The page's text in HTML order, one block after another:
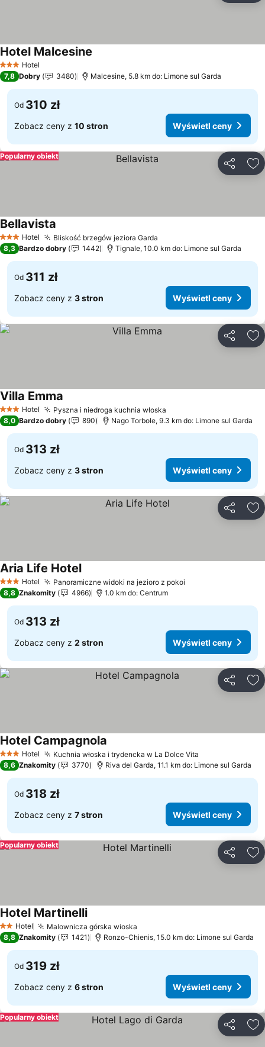
3 Kategoria
Hotel
Hotel Malcesine
7,8 Dobry 3480 Malcesine, 5.8 km do: Limone sul Garda
Od 310 zł
Zobacz ceny z 10 stron Wyświetl ceny
Popularny obiekt
3 Kategoria
Hotel Bliskość brzegów jeziora Garda
Bellavista
8,3 Bardzo dobry 1442 Tignale, 10.0 km do: Limone sul Garda
Od 311 zł
Zobacz ceny z 3 stron Wyświetl ceny
3 Kategoria
Hotel Pyszna i niedroga kuchnia włoska
Villa Emma
8,0 Bardzo dobry 890 Nago Torbole, 9.3 km do: Limone sul Garda
Od 313 zł
Zobacz ceny z 3 stron Wyświetl ceny
3 Kategoria
Hotel Panoramiczne widoki na jezioro z pokoi
Aria Life Hotel
8,8 Znakomity 4966 1.0 km do: Centrum
Od 313 zł
Zobacz ceny z 2 stron Wyświetl ceny
3 Kategoria
Hotel Kuchnia włoska i trydencka w La Dolce Vita
Hotel Campagnola
8,6 Znakomity 3770 Riva del Garda, 11.1 km do: Limone sul Garda
Od 318 zł
Zobacz ceny z 7 stron Wyświetl ceny
Popularny obiekt
2 Kategoria
Hotel Malownicza górska wioska
Hotel Martinelli
8,8 Znakomity 1421 Ronzo-Chienis, 15.0 km do: Limone sul Garda
Od 319 zł
Zobacz ceny z 6 stron Wyświetl ceny
Popularny obiekt